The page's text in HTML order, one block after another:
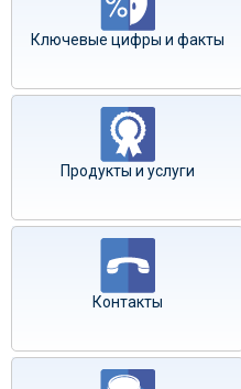
Ключевые цифры и факты
Продукты и услуги
Контакты